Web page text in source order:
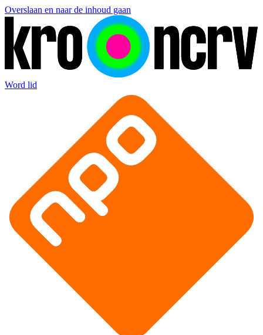
Overslaan en naar de inhoud gaan
Word lid